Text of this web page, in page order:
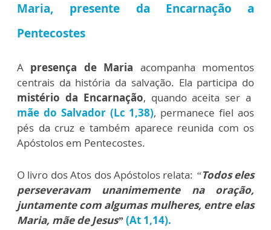
Maria, presente da Encarnação a
Pentecostes
A presença de Maria acompanha momentos
centrais da história da salvação. Ela participa do
mistério da Encarnação, quando aceita ser a
mãe do Salvador (Lc 1,38), permanece fiel aos
pés da cruz e também aparece reunida com os
Apóstolos em Pentecostes.
O livro dos Atos dos Apóstolos relata: “Todos eles
perseveravam unanimemente na oração,
juntamente com algumas mulheres, entre elas
Maria, mãe de Jesus”(At 1,14).